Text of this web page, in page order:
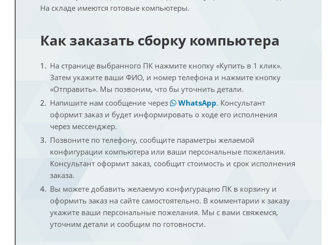
На складе имеются готовые компьютеры.
Как заказать сборку компьютера
На странице выбранного ПК нажмите кнопку «Купить в 1 клик».
Затем укажите ваши ФИО, и номер телефона и нажмите кнопку
«Отправить». Мы позвоним, что бы уточнить детали.
Напишите нам сообщение через
WhatsApp. Консультант
оформит заказ и будет информировать о ходе его исполнения
через мессенджер.
Позвоните по телефону, сообщите параметры желаемой
конфигурации компьютера или ваши персональные пожелания.
Консультант оформит заказ, сообщит стоимость и срок исполнения
заказа.
Вы можете добавить желаемую конфигурацию ПК в корзину и
оформить заказ на сайте самостоятельно. В комментарии к заказу
укажите ваши персональные пожелания. Мы с вами свяжемся,
уточним детали и сообщим по готовности.